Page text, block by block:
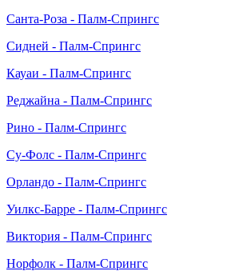
Санта-Роза - Палм-Спрингс
Сидней - Палм-Спрингс
Кауаи - Палм-Спрингс
Реджайна - Палм-Спрингс
Рино - Палм-Спрингс
Су-Фолс - Палм-Спрингс
Орландо - Палм-Спрингс
Уилкс-Барре - Палм-Спрингс
Виктория - Палм-Спрингс
Норфолк - Палм-Спрингс